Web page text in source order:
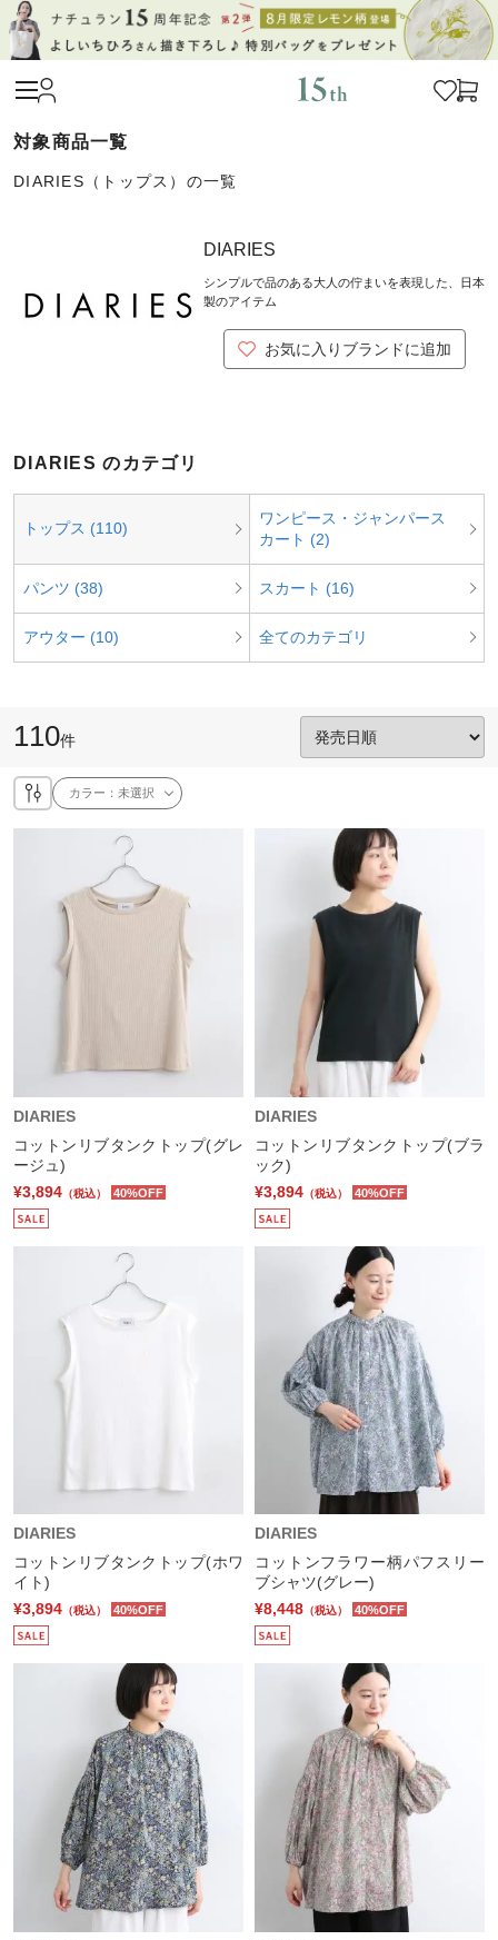
DIARIES（トップス）の一覧
DIARIES
シンプルで品のある大人の佇まいを表現した、日本
製のアイテム
お気に入りブランドに追加
DIARIES のカテゴリ
トップス (110)
ワンピース・ジャンパース
カート (2)
パンツ (38) スカート (16)
アウター (10) 全てのカテゴリ
110件
カラー：未選択
DIARIES
コットンリブタンクトップ(グレ
ージュ)
¥3,894 （税込） 40%OFF
DIARIES
コットンリブタンクトップ(ブラ
ック)
¥3,894 （税込） 40%OFF
DIARIES
コットンリブタンクトップ(ホワ
イト)
¥3,894 （税込） 40%OFF
DIARIES
コットンフラワー柄パフスリー
ブシャツ(グレー)
¥8,448 （税込） 40%OFF